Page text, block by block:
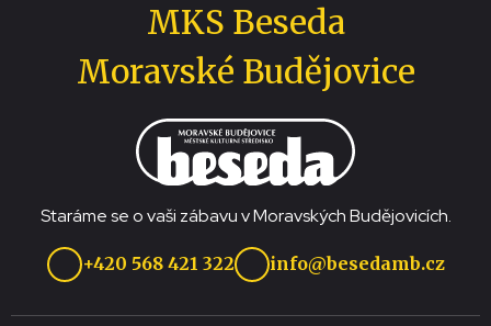
MKS Beseda
Moravské Budějovice
Staráme se o vaši zábavu v Moravských Budějovicích.
+420 568 421 322 info@besedamb.cz